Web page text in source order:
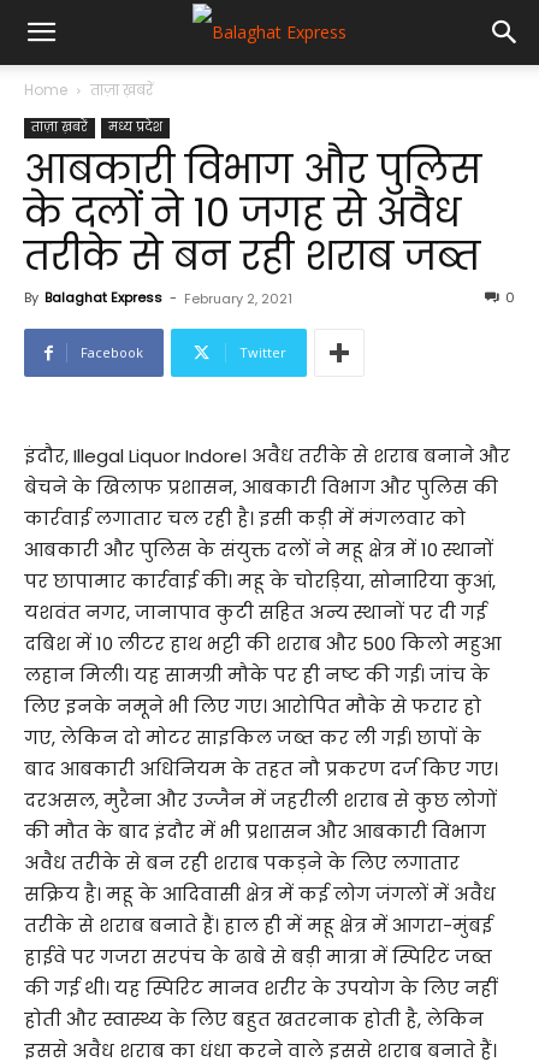
Home ताज़ा ख़बरें
ताज़ा ख़बरें मध्य प्रदेश
आबकारी विभाग और पुलिस
के दलों ने 10 जगह से अवैध
तरीके से बन रही शराब जब्त
By Balaghat Express - February 2, 2021 0
Facebook Twitter
इंदौर, Illegal Liquor Indore। अवैध तरीके से शराब बनाने और
बेचने के खिलाफ प्रशासन, आबकारी विभाग और पुलिस की
कार्रवाई लगातार चल रही है। इसी कड़ी में मंगलवार को
आबकारी और पुलिस के संयुक्त दलों ने महू क्षेत्र में 10 स्थानों
पर छापामार कार्रवाई की। महू के चोरड़िया, सोनारिया कुआं,
यशवंत नगर, जानापाव कुटी सहित अन्य स्थानों पर दी गई
दबिश में 10 लीटर हाथ भट्टी की शराब और 500 किलो महुआ
लहान मिली। यह सामग्री मौके पर ही नष्ट की गई। जांच के
लिए इनके नमूने भी लिए गए। आरोपित मौके से फरार हो
गए, लेकिन दो मोटर साइकिल जब्त कर ली गई। छापों के
बाद आबकारी अधिनियम के तहत नौ प्रकरण दर्ज किए गए।
दरअसल, मुरैना और उज्जैन में जहरीली शराब से कुछ लोगों
की मौत के बाद इंदौर में भी प्रशासन और आबकारी विभाग
अवैध तरीके से बन रही शराब पकड़ने के लिए लगातार
सक्रिय है। महू के आदिवासी क्षेत्र में कई लोग जंगलों में अवैध
तरीके से शराब बनाते हैं। हाल ही में महू क्षेत्र में आगरा-मुंबई
हाईवे पर गजरा सरपंच के ढाबे से बड़ी मात्रा में स्पिरिट जब्त
की गई थी। यह स्पिरिट मानव शरीर के उपयोग के लिए नहीं
होती और स्वास्थ्य के लिए बहुत खतरनाक होती है, लेकिन
इससे अवैध शराब का धंधा करने वाले इससे शराब बनाते हैं।